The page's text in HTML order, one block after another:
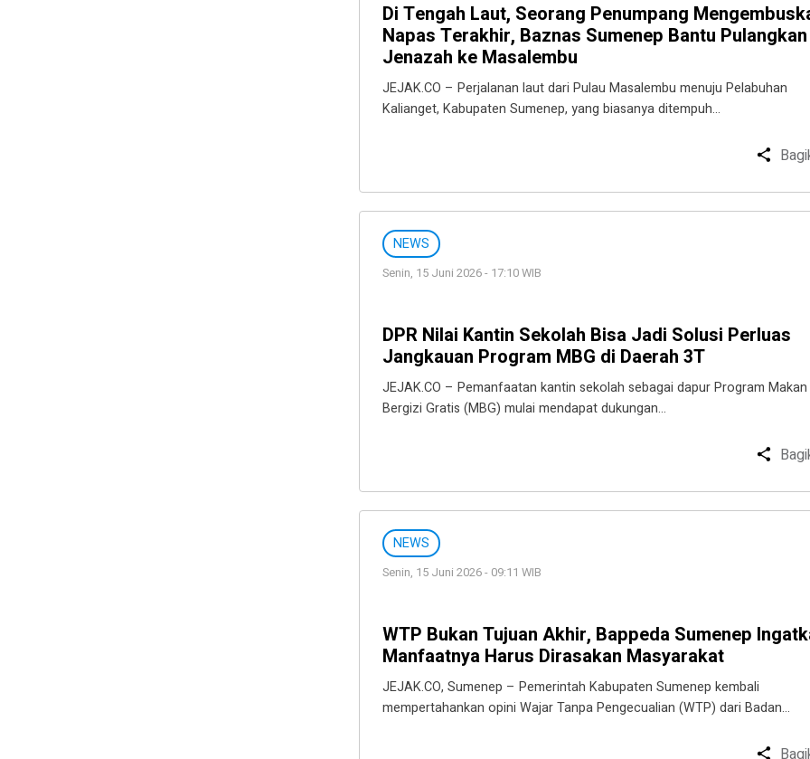
Di Tengah Laut, Seorang Penumpang
Napas Terakhir, Baznas Sumenep Bantu Pulangkan
Jenazah ke Masalembu
JEJAK.CO – Perjalanan laut dari Pulau Masalembu menuju Pelabuhan
Kalianget, Kabupaten Sumenep, yang biasanya ditempuh…
NEWS
Senin, 15 Juni 2026 - 17:10 WIB
DPR Nilai Kantin Sekolah Bisa Jadi Solusi Perluas
Jangkauan Program MBG di Daerah 3T
JEJAK.CO – Pemanfaatan kantin sekolah sebagai dapur Program Makan
Bergizi Gratis (MBG) mulai mendapat dukungan…
NEWS
Senin, 15 Juni 2026 - 09:11 WIB
WTP Bukan Tujuan Akhir, Bappeda Sumenep
Manfaatnya Harus Dirasakan Masyarakat
JEJAK.CO, Sumenep – Pemerintah Kabupaten Sumenep kembali
mempertahankan opini Wajar Tanpa Pengecualian (WTP) dari Badan…